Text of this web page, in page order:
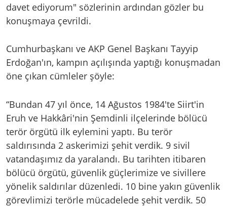
davet ediyorum" sözlerinin ardından gözler bu
konuşmaya çevrildi.
Cumhurbaşkanı ve AKP Genel Başkanı Tayyip
Erdoğan'ın, kampın açılışında yaptığı konuşmadan
öne çıkan cümleler şöyle:
“Bundan 47 yıl önce, 14 Ağustos 1984'te Siirt'in
Eruh ve Hakkâri'nin Şemdinli ilçelerinde bölücü
terör örgütü ilk eylemini yaptı. Bu terör
saldırısında 2 askerimizi şehit verdik. 9 sivil
vatandaşımız da yaralandı. Bu tarihten itibaren
bölücü örgütü, güvenlik güçlerimize ve sivillere
yönelik saldırılar düzenledi. 10 bine yakın güvenlik
görevlimizi terörle mücadelede şehit verdik. 50